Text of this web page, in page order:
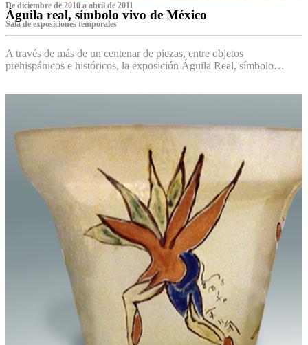
De diciembre de 2010 a abril de 2011
Águila real, símbolo vivo de México
Sala de exposiciones temporales
A través de más de un centenar de piezas, entre objetos
prehispánicos e históricos, la exposición Águila Real, símbolo…